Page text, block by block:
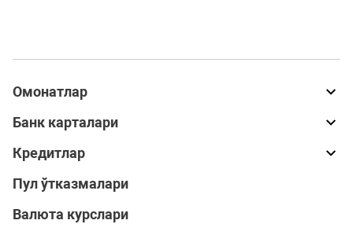
Омонатлар
Банк карталари
Кредитлар
Пул ўтказмалари
Валюта курслари